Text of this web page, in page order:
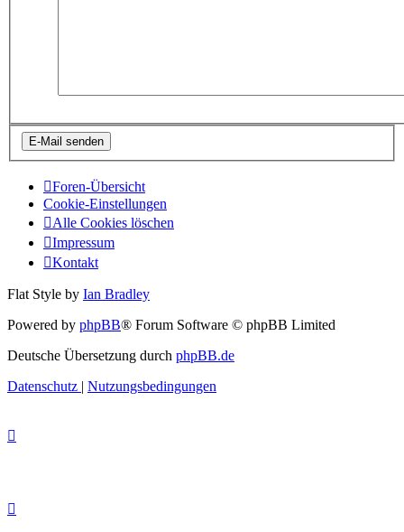
Foren-Übersicht
Cookie-Einstellungen
Alle Cookies löschen
Impressum
Kontakt
Flat Style by Ian Bradley
Powered by phpBB® Forum Software © phpBB Limited
Deutsche Übersetzung durch phpBB.de
Datenschutz | Nutzungsbedingungen